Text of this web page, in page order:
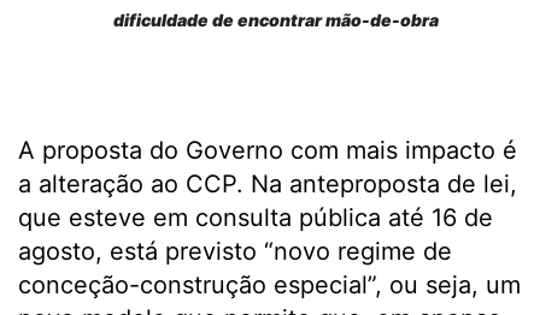
dificuldade de encontrar mão-de-obra
A proposta do Governo com mais impacto é
a alteração ao CCP. Na anteproposta de lei,
que esteve em consulta pública até 16 de
agosto, está previsto “novo regime de
conceção-construção especial”, ou seja, um